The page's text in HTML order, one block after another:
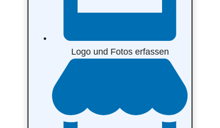
Logo und Fotos erfassen